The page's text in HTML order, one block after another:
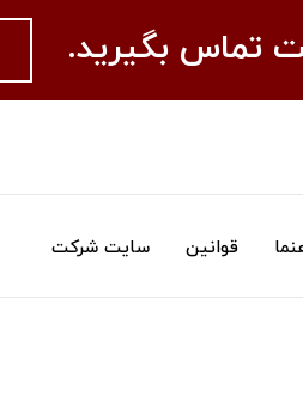
تماس بگیرید.
قوانین سایت شرکت